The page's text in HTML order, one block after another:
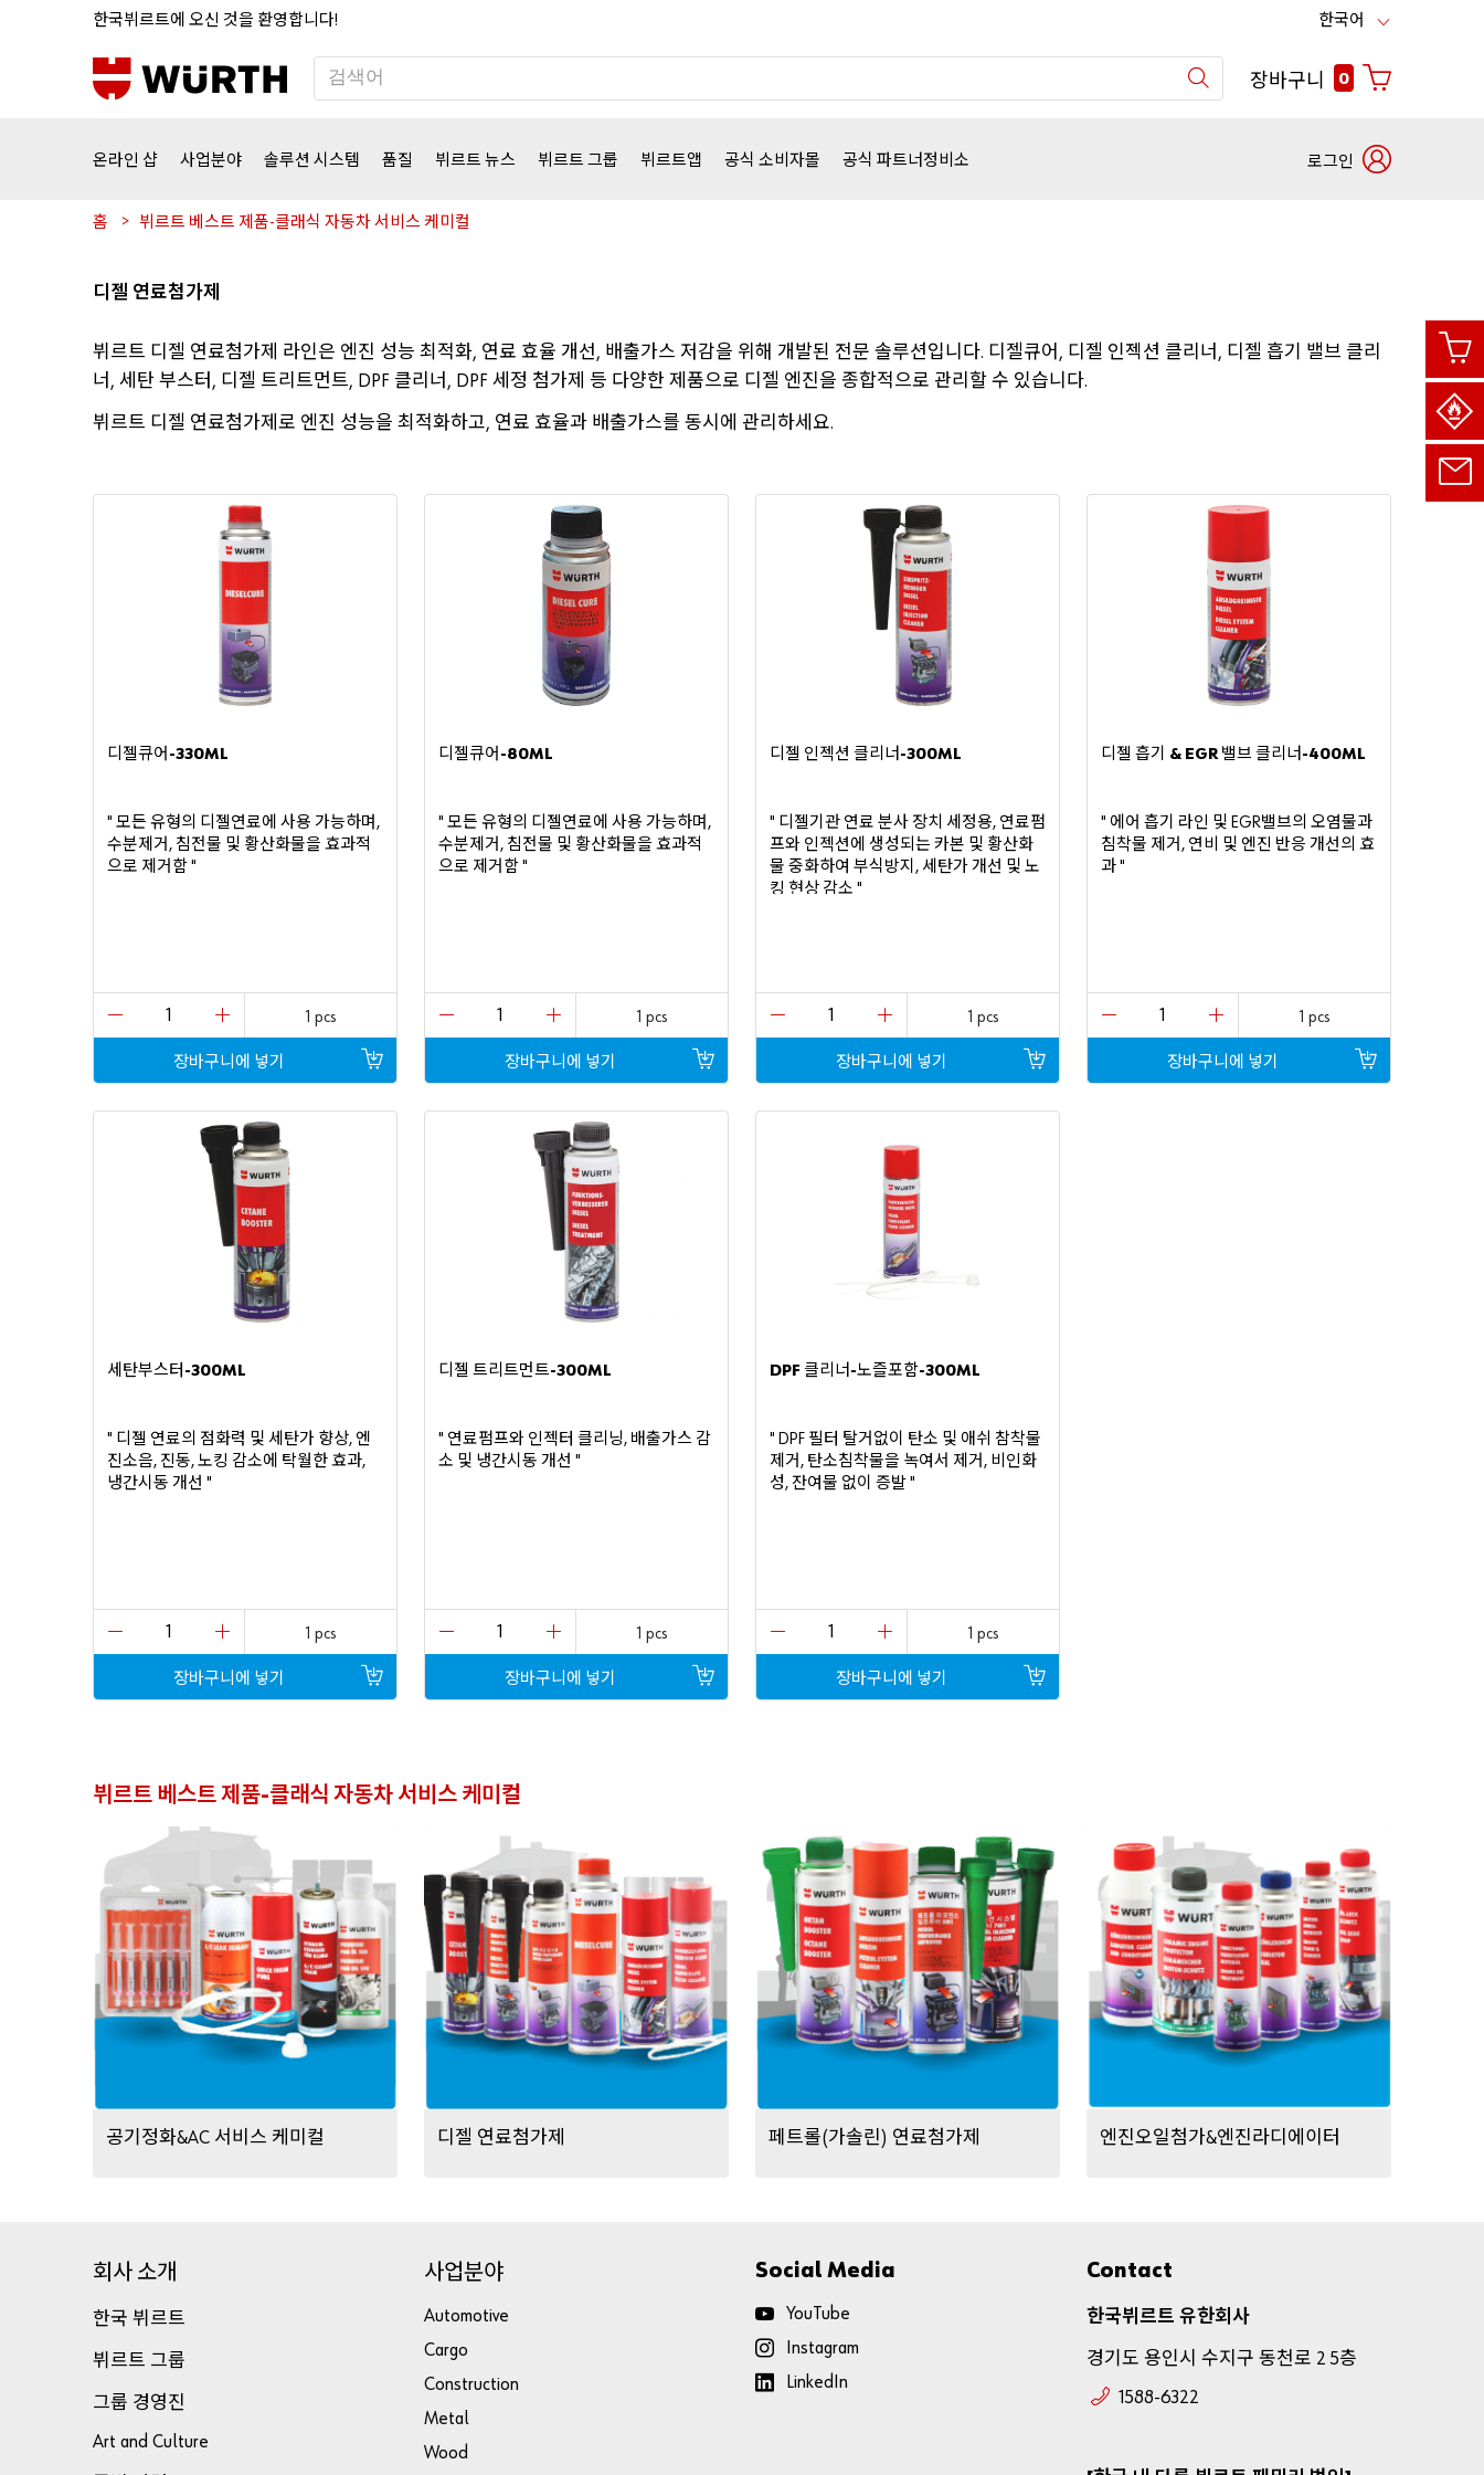
한국뷔르트에오신 것을 환영합니다! 한국어
장바구니 0
온라인 샵 사업분야 솔루션 시스템 품질 뷔르트뉴스 뷔르트그룹 뷔르트앱 공식 소비자몰 공식 파트너정비소 로그인
이
로
호
를잊
어버
렸나
요?
든기
능을
사용
하려
면이
곳에
서간
로등
록하
전
홈 뷔르트 베스트 제품-클래식 자동차서비스케미컬
디젤 연료첨가제
뷔르트 디젤 연료첨가제 라인은 엔진 성능 최적화, 연료 효율 개선, 배출가스 저감을 위해 개발된 전문 솔루션입니다. 디젤큐어, 디젤 인젝션 클리너, 디젤 흡기 밸브 클리
너, 세탄부스터, 디젤 트리트먼트, DPF 클리너, DPF 세정 첨가제 등 다양한제품으로 디젤 엔진을 종합적으로 관리할 수 있습니다.
뷔르트 디젤 연료첨가제로 엔진 성능을 최적화하고, 연료 효율과 배출가스를 동시에 관리하세요.
디젤큐어 -330ML
" 모든유형의 디젤연료에사용가능하며,
수분제거, 침전물 및 황산화물을효과적
으로 제거함 "
1 pcs
장바구니에 넣기
디젤큐어 -80ML
" 모든유형의 디젤연료에사용가능하며,
수분제거, 침전물 및 황산화물을효과적
으로 제거함 "
1 pcs
장바구니에 넣기
디젤 인젝션 클리너-300ML
" 디젤기관연료분사장치 세정용, 연료펌
프와인젝션에생성되는카본 및 황산화
물중화하여 부식방지, 세탄가개선 및노
킹 현상감소 "
1 pcs
장바구니에 넣기
디젤 흡기 & EGR 밸브클리너-400ML
" 에어 흡기 라인 및 EGR밸브의 오염물과
침착물 제거, 연비 및 엔진 반응개선의 효
과 "
1 pcs
장바구니에 넣기
세탄부스터 -300ML
" 디젤 연료의 점화력 및 세탄가향상, 엔
진소음, 진동, 노킹 감소에 탁월한효과,
냉간시동개선 "
1 pcs
장바구니에 넣기
디젤 트리트먼트-300ML
" 연료펌프와인젝터 클리닝, 배출가스 감
소 및 냉간시동개선 "
1 pcs
장바구니에 넣기
DPF 클리너-노즐포함-300ML
" DPF 필터 탈거없이 탄소 및 애쉬 참착물
제거, 탄소침착물을 녹여서 제거, 비인화
성, 잔여물 없이 증발 "
1 pcs
장바구니에 넣기
뷔르트베스트제품-클래식자동차서비스케미컬
공기정화&AC 서비스 케미컬 디젤 연료첨가제 페트롤(가솔린) 연료첨가제 엔진오일첨가&엔진라디에이터
회사소개
한국 뷔르트
뷔르트 그룹
그룹 경영진
Art and Culture
사업분야
Automotive
Cargo
Construction
Metal
Wood
Social Media
YouTube
Instagram
LinkedIn
Contact
한국뷔르트 유한회사
경기도 용인시 수지구 동천로 2 5층
1588-6322